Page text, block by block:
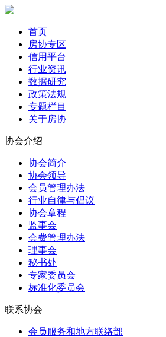
首页
房协专区
信用平台
行业资讯
数据研究
政策法规
专题栏目
关于房协
协会介绍
协会简介
协会领导
会员管理办法
行业自律与倡议
协会章程
监事会
会费管理办法
理事会
秘书处
专家委员会
标准化委员会
联系协会
会员服务和地方联络部